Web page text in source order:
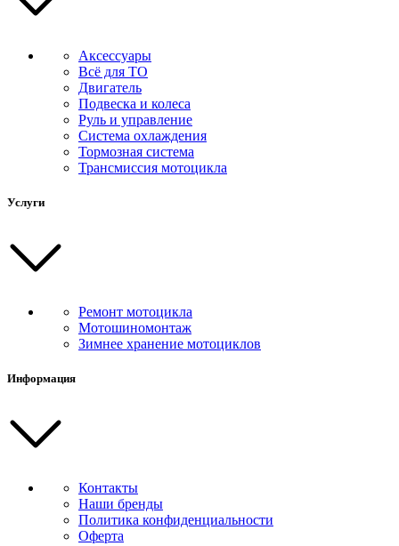
Аксессуары
Всё для ТО
Двигатель
Подвеска и колеса
Руль и управление
Система охлаждения
Тормозная система
Трансмиссия мотоцикла
Услуги
Ремонт мотоцикла
Мотошиномонтаж
Зимнее хранение мотоциклов
Информация
Контакты
Наши бренды
Политика конфиденциальности
Оферта